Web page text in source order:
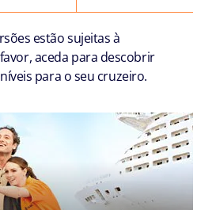
estão sujeitas à
aceda para descobrir
para o seu cruzeiro.